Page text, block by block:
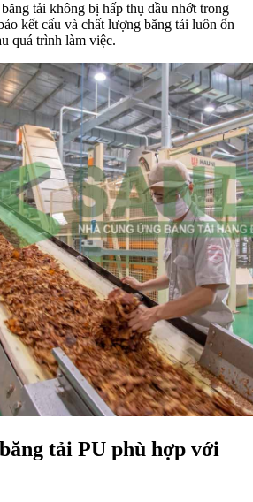
tải không bị hấp thụ dầu nhớt trong
kết cấu và chất lượng băng tải luôn ổn
quá trình làm việc.
tải PU phù hợp với